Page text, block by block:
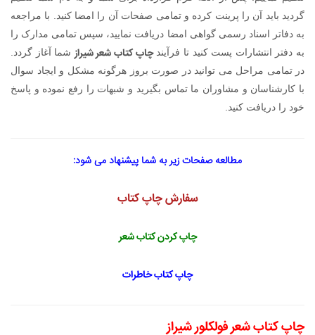
گردید باید آن را پرینت کرده و تمامی صفحات آن را امضا کنید. با مراجعه
به دفاتر اسناد رسمی گواهی امضا دریافت نمایید، سپس تمامی مدارک را
به دفتر انتشارات پست کنید تا فرآیندچاپ کتاب شعر شیراز شما آغاز گردد.
در تمامی مراحل می توانید در صورت بروز هرگونه مشکل و ایجاد سوال
با کارشناسان و مشاوران ما تماس بگیرید و شبهات را رفع نموده و پاسخ
خود را دریافت کنید.
مطالعه صفحات زیر به شما پیشنهاد می شود:
سفارش چاپ کتاب
چاپ کردن کتاب شعر
چاپ کتاب خاطرات
چاپ کتاب شعر فولکلور شیراز